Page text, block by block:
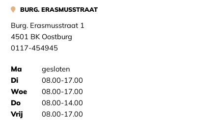
BURG. ERASMUSSTRAAT
Burg. Erasmusstraat 1
4501 BK Oostburg
0117-454945
Ma
Di
Woe
Do
Vrij
gesloten
08.00-17.00
08.00-17.00
08.00-14.00
08.00-17.00